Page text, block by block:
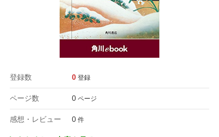
登録数 0 登録
ページ数 0 ページ
感想・レビュー 0 件